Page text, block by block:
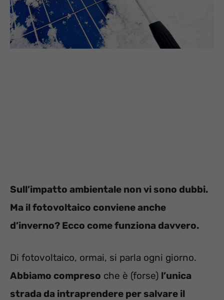
Sull’impatto ambientale non vi sono dubbi.
Ma il fotovoltaico conviene anche
d’inverno? Ecco come funziona davvero.
Di fotovoltaico, ormai, si parla ogni giorno.
Abbiamo compreso che è (forse) l’unica
strada da intraprendere per salvare il